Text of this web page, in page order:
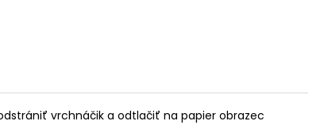
vrchnáčik a odtlačiť na papier obrazec